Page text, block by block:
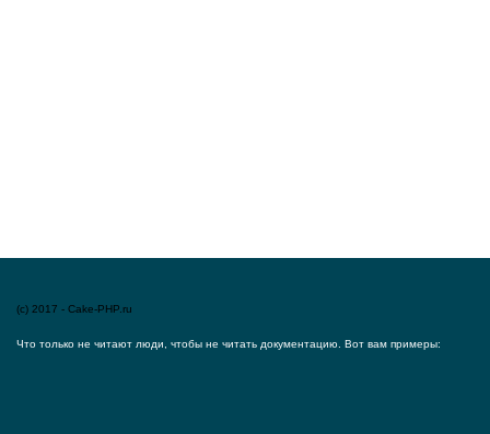
(c) 2017 - Cake-PHP.ru
Что только не читают люди, чтобы не читать документацию. Вот вам примеры: